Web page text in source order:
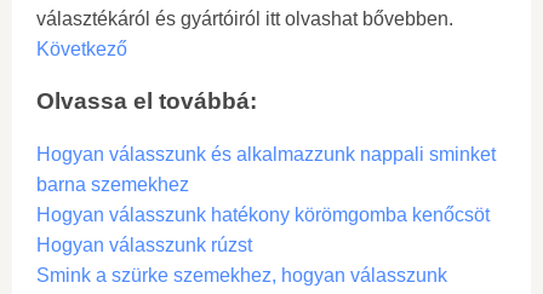
választékáról és gyártóiról itt olvashat bővebben.
Következő
Olvassa el továbbá:
Hogyan válasszunk és alkalmazzunk nappali sminket
barna szemekhez
Hogyan válasszunk hatékony körömgomba kenőcsöt
Hogyan válasszunk rúzst
Smink a szürke szemekhez, hogyan válasszunk